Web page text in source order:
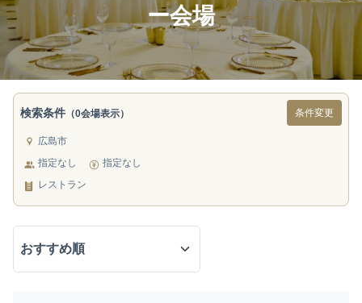
ー会場
検索条件 （0会場表示） 条件変更
広島市
指定なし
指定なし
レストラン